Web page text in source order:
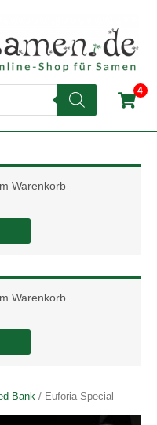
4
Warenkorb
Warenkorb
Bank / Euforia Special